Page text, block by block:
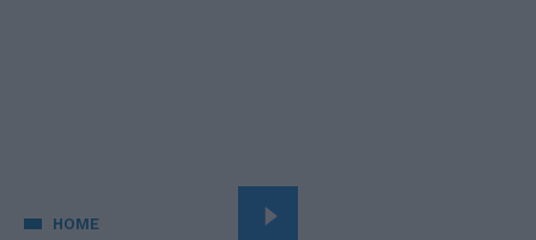
HOME